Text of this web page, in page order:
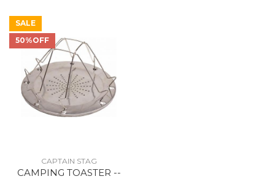
SALE
50%OFF
CAPTAIN STAG
CAMPING TOASTER --